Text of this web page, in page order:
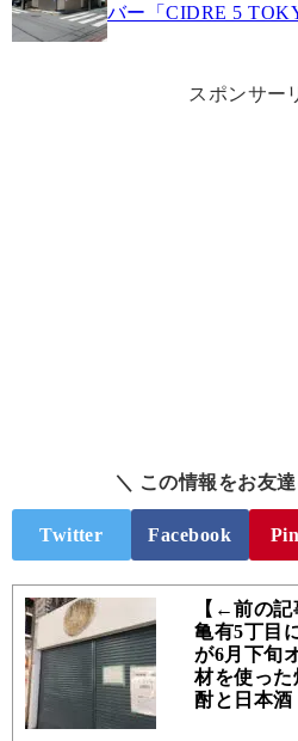
バー「CIDRE 5
スポンサー
＼ この情報をお友
Twitter Facebook
【←前の記
亀有5丁目
が6月下旬
材を使った
酎と日本酒